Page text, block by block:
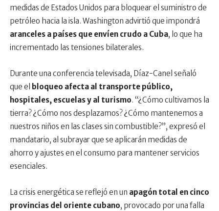
medidas de Estados Unidos para bloquear el suministro de
petróleo hacia la isla. Washington advirtió que impondrá
aranceles a países que envíen crudo a Cuba, lo que ha
incrementado las tensiones bilaterales.
Durante una conferencia televisada, Díaz-Canel señaló
que el bloqueo afecta al transporte público,
hospitales, escuelas y al turismo. “¿Cómo cultivamos la
tierra? ¿Cómo nos desplazamos? ¿Cómo mantenemos a
nuestros niños en las clases sin combustible?”, expresó el
mandatario, al subrayar que se aplicarán medidas de
ahorro y ajustes en el consumo para mantener servicios
esenciales.
La crisis energética se reflejó en un apagón total en cinco
provincias del oriente cubano, provocado por una falla